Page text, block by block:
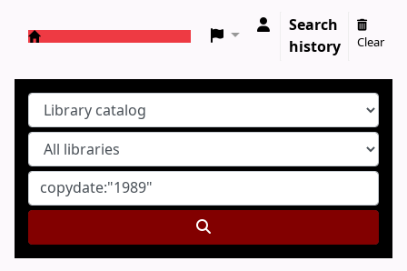
Search
history
Clear